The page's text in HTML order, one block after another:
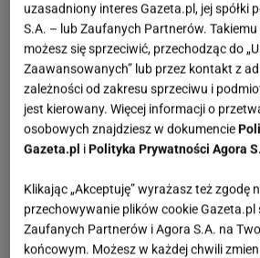
uzasadniony interes Gazeta.pl, jej spółki
S.A. – lub Zaufanych Partnerów.
możesz się sprzeciwić, przechodząc do
Zaawansowanych” lub przez kontakt z
zależności od zakresu sprzeciwu i
jest kierowany. Więcej informacji o
osobowych znajdziesz w dokumencie
Gazeta.pl i Polityka Prywatności Agora
Klikając „Akceptuję” wyrażasz też zgodę
przechowywanie plików cookie Gazeta.pl
Zaufanych Partnerów i Agora S.A. na
końcowym. Możesz w każdej chwili